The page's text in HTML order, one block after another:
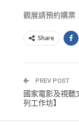
觀展請預約購票
Share
PREV POST
國家電影及視
列工作坊】